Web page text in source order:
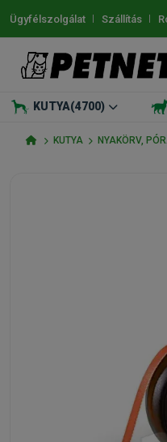
Ügyfélszolgálat Szállítás
KUTYA(4700)
KUTYA NYAKÖRV,